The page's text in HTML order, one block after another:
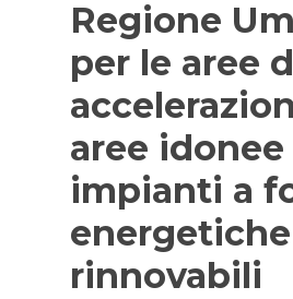
Regione
per le aree
aree
impianti a
energetiche
rinnovabili